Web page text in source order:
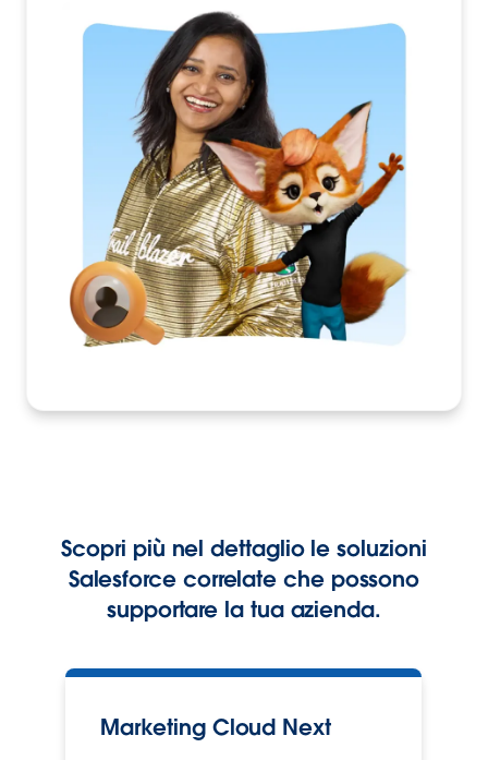
Scopri più nel dettaglio le soluzioni
Salesforce correlate che possono
supportare la tua azienda.
Marketing Cloud Next